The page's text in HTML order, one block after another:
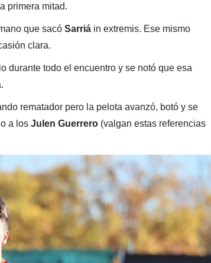
primera mitad.
que sacó Sarriáin extremis. Ese mismo
clara.
durante todo el encuentro y se notó que esa
rematador pero la pelota avanzó, botó y se
a los Julen Guerrero(valgan estas referencias